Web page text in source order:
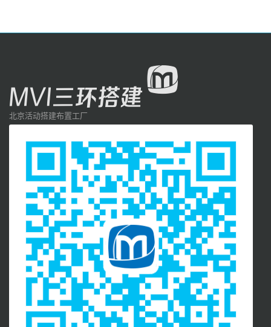
北京活动搭建布置工厂